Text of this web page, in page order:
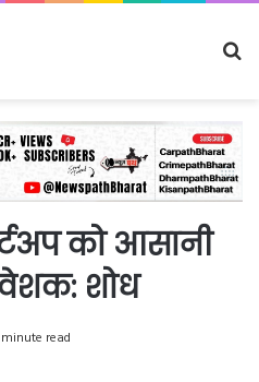
को आसानी
शोध
minute read